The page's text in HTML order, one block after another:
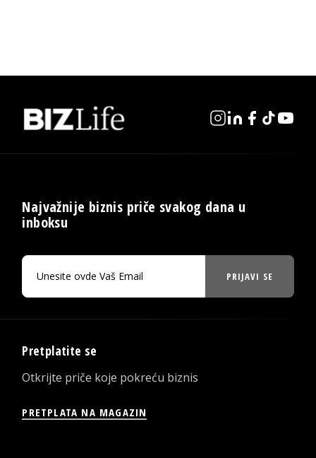
Najvažnije biznis priče svakog dana u
inboksu
PRIJAVI SE
Pretplatite se
Otkrijte priče koje pokreću biznis
PRETPLATA NA MAGAZIN